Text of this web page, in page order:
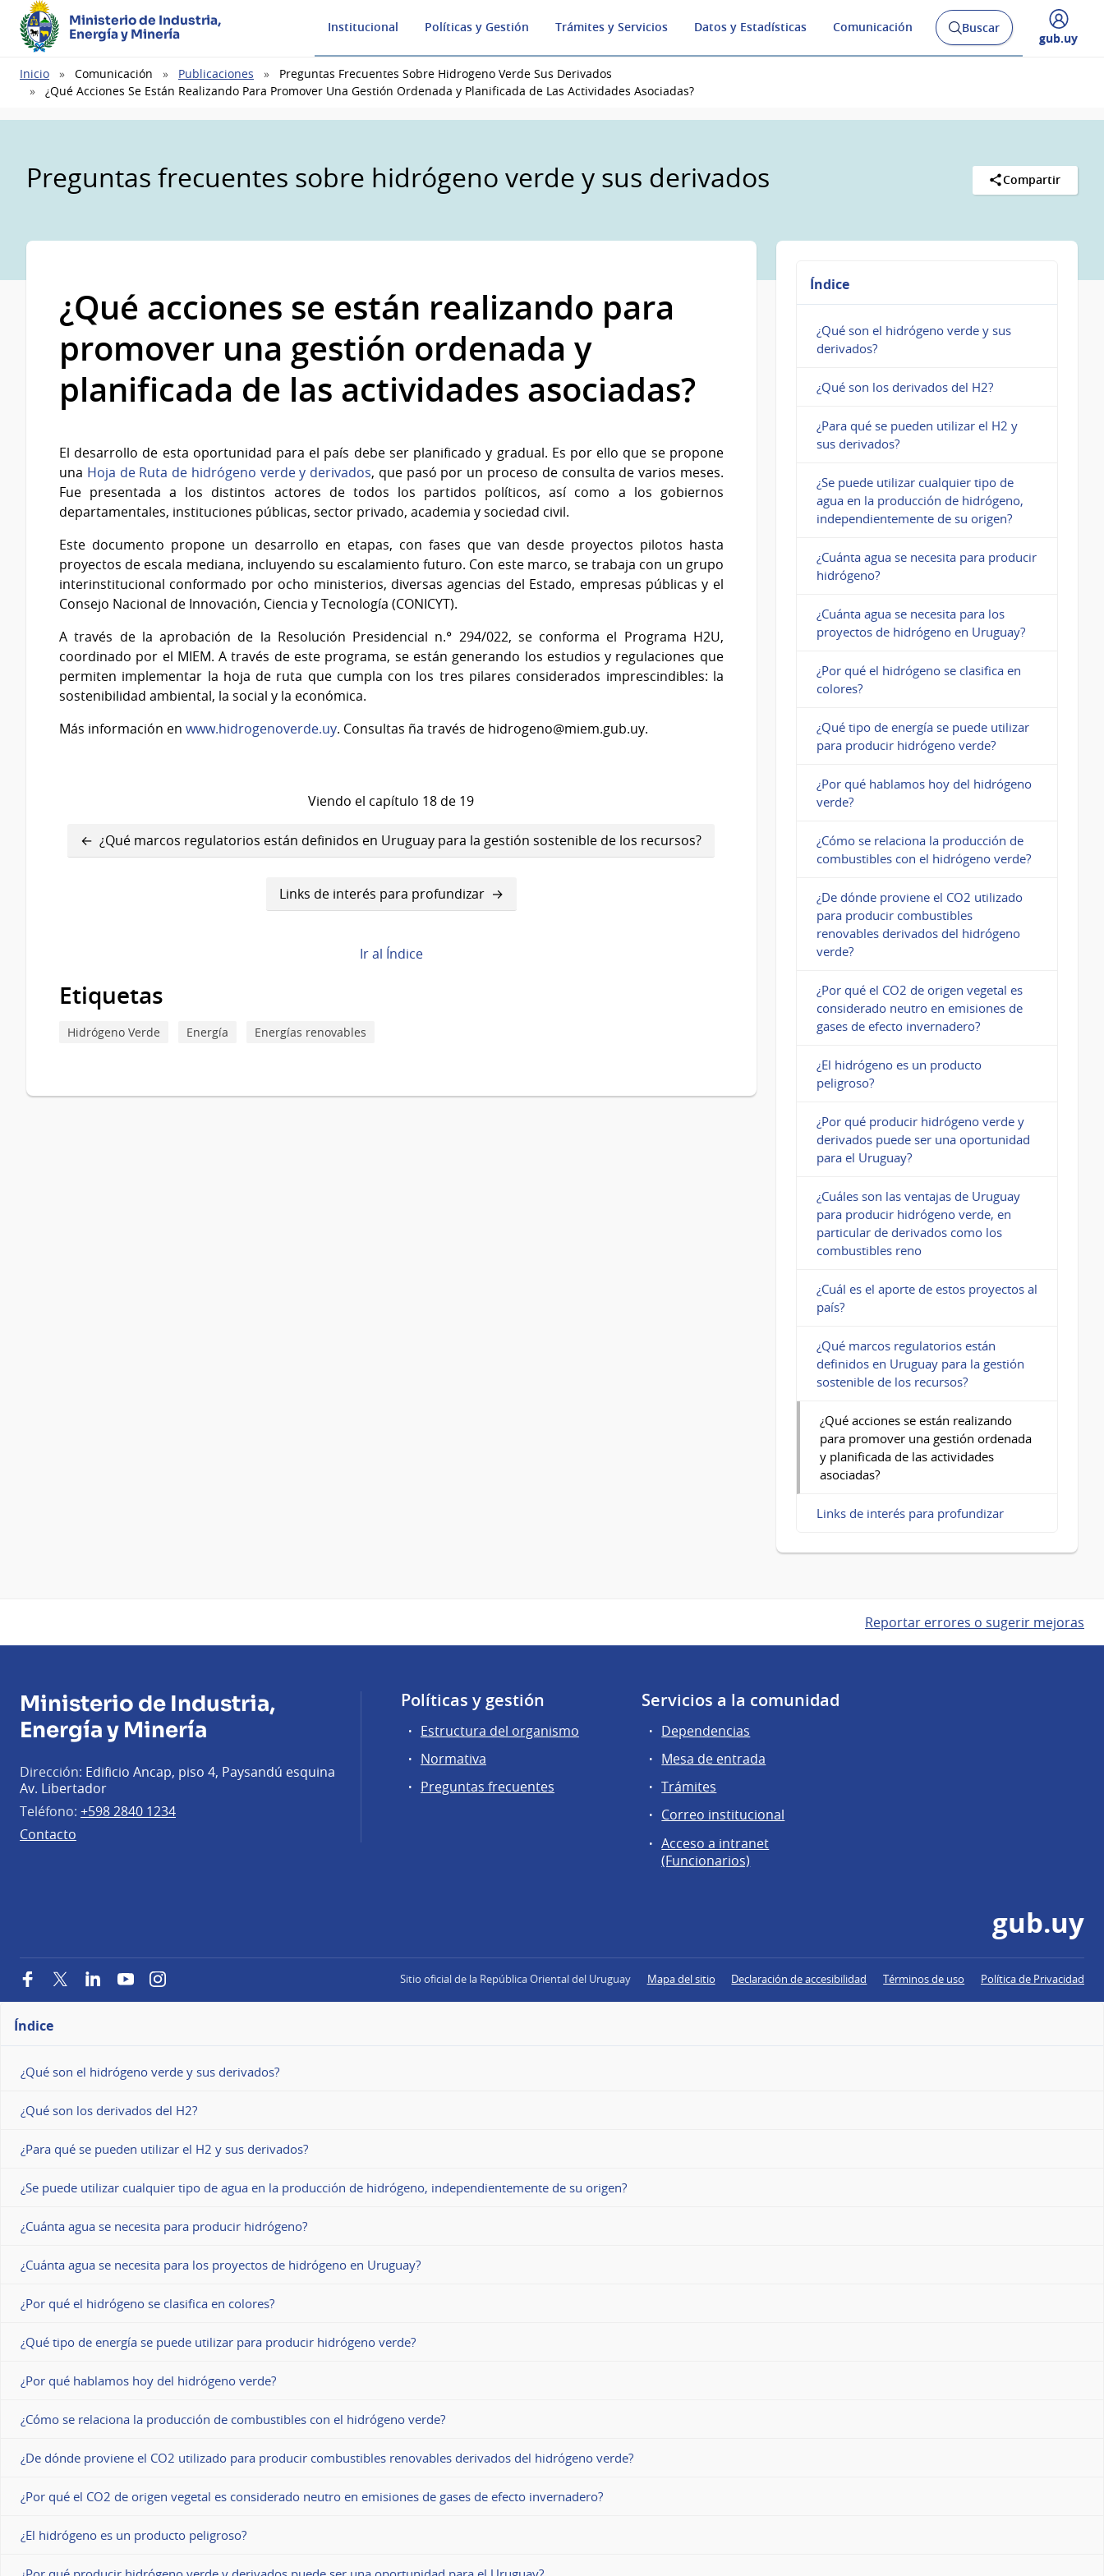
Ministerio de Industria,
Energía y Minería
Institucional Políticas y Gestión Trámites y Servicios Datos y Estadísticas Comunicación
Abrir
buscador
Buscar
Desplegar
gub.uy
Ruta
de
Inicio Comunicación Publicaciones
Preguntas Frecuentes Sobre Hidrogeno Verde Sus Derivados
¿Qué Acciones Se Están Realizando Para Promover Una Gestión Ordenada y Planificada de Las Actividades Asociadas?
Preguntas frecuentes sobre hidrógeno verde y sus derivados Compartir
¿Qué acciones se están realizando para
promover una gestión ordenada y
planificada de las actividades asociadas?
El desarrollo de esta oportunidad para el país debe ser planificado y gradual. Es por ello que se propone
una Hoja de Ruta de hidrógeno verde y derivados, que pasó por un proceso de consulta de varios meses.
Fue presentada a los distintos actores de todos los partidos políticos, así como a los gobiernos
departamentales, instituciones públicas, sector privado, academia y sociedad civil.
Este documento propone un desarrollo en etapas, con fases que van desde proyectos pilotos hasta
proyectos de escala mediana, incluyendo su escalamiento futuro. Con este marco, se trabaja con un grupo
interinstitucional conformado por ocho ministerios, diversas agencias del Estado, empresas públicas y el
Consejo Nacional de Innovación, Ciencia y Tecnología (CONICYT).
A través de la aprobación de la Resolución Presidencial n.° 294/022, se conforma el Programa H2U,
coordinado por el MIEM. A través de este programa, se están generando los estudios y regulaciones que
permiten implementar la hoja de ruta que cumpla con los tres pilares considerados imprescindibles: la
sostenibilidad ambiental, la social y la económica.
Más información en www.hidrogenoverde.uy. Consultas ña través de hidrogeno@miem.gub.uy.
Viendo el capítulo 18 de 19
Enlaces
transversales
¿Qué
acciones
se
realizando
¿Qué marcos regulatorios están definidos en Uruguay para la gestión sostenible de los recursos?
Links de interés para profundizar
Ir al Índice
Etiquetas
Hidrógeno Verde Energía Energías renovables
Índice
¿Qué son el hidrógeno verde y sus
derivados?
¿Qué son los derivados del H2?
¿Para qué se pueden utilizar el H2 y
sus derivados?
¿Se puede utilizar cualquier tipo de
agua en la producción de hidrógeno,
independientemente de su origen?
¿Cuánta agua se necesita para producir
hidrógeno?
¿Cuánta agua se necesita para los
proyectos de hidrógeno en Uruguay?
¿Por qué el hidrógeno se clasifica en
colores?
¿Qué tipo de energía se puede utilizar
para producir hidrógeno verde?
¿Por qué hablamos hoy del hidrógeno
verde?
¿Cómo se relaciona la producción de
combustibles con el hidrógeno verde?
¿De dónde proviene el CO2 utilizado
para producir combustibles
renovables derivados del hidrógeno
verde?
¿Por qué el CO2 de origen vegetal es
considerado neutro en emisiones de
gases de efecto invernadero?
¿El hidrógeno es un producto
peligroso?
¿Por qué producir hidrógeno verde y
derivados puede ser una oportunidad
para el Uruguay?
¿Cuáles son las ventajas de Uruguay
para producir hidrógeno verde, en
particular de derivados como los
combustibles reno
¿Cuál es el aporte de estos proyectos al
país?
¿Qué marcos regulatorios están
definidos en Uruguay para la gestión
sostenible de los recursos?
¿Qué acciones se están realizando
para promover una gestión ordenada
y planificada de las actividades
asociadas?
Links de interés para profundizar
Reportar errores o sugerir mejoras
Ministerio de Industria,
Energía y Minería
Dirección: Edificio Ancap, piso 4, Paysandú esquina
Av. Libertador
Teléfono: +598 2840 1234
Contacto
Políticas y gestión
Estructura del organismo
Normativa
Preguntas frecuentes
Servicios a la comunidad
Dependencias
Mesa de entrada
Trámites
Correo institucional
Acceso a intranet
(Funcionarios)
gub.uy
FacebookTwitterLinkedInYouTubeInstagram Sitio oficial de la República Oriental del Uruguay Mapa del sitio Declaración de accesibilidad Términos de uso Política de Privacidad
Índice
¿Qué son el hidrógeno verde y sus derivados?
¿Qué son los derivados del H2?
¿Para qué se pueden utilizar el H2 y sus derivados?
¿Se puede utilizar cualquier tipo de agua en la producción de hidrógeno, independientemente de su origen?
¿Cuánta agua se necesita para producir hidrógeno?
¿Cuánta agua se necesita para los proyectos de hidrógeno en Uruguay?
¿Por qué el hidrógeno se clasifica en colores?
¿Qué tipo de energía se puede utilizar para producir hidrógeno verde?
¿Por qué hablamos hoy del hidrógeno verde?
¿Cómo se relaciona la producción de combustibles con el hidrógeno verde?
¿De dónde proviene el CO2 utilizado para producir combustibles renovables derivados del hidrógeno verde?
¿Por qué el CO2 de origen vegetal es considerado neutro en emisiones de gases de efecto invernadero?
¿El hidrógeno es un producto peligroso?